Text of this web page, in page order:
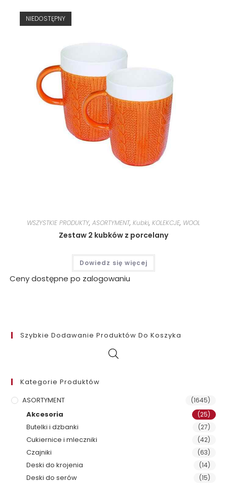
NIEDOSTĘPNY
WSZYSTKIE PRODUKTY, ASORTYMENT, Kubki, KOLEKCJE, WOOL
Zestaw 2 kubków z porcelany
Dowiedz się więcej
Ceny dostępne po zalogowaniu
Szybkie Dodawanie Produktów Do Koszyka
Kategorie Produktów
ASORTYMENT
(1645)
Akcesoria (25)
Butelki i dzbanki (27)
Cukiernice i mleczniki (42)
Czajniki (63)
Deski do krojenia (14)
Deski do serów (15)